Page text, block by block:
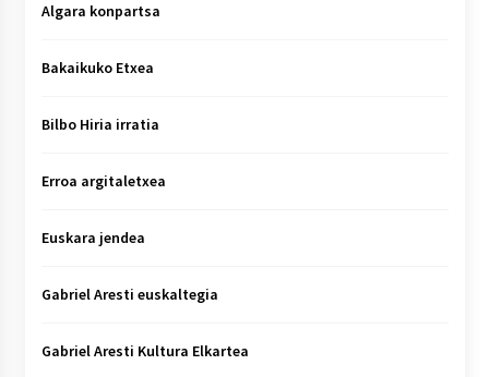
Algara konpartsa
Bakaikuko Etxea
Bilbo Hiria irratia
Erroa argitaletxea
Euskara jendea
Gabriel Aresti euskaltegia
Gabriel Aresti Kultura Elkartea